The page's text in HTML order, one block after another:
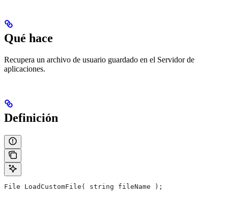
Qué hace
Recupera un archivo de usuario guardado en el Servidor de
aplicaciones.
Definición
File LoadCustomFile( string fileName );